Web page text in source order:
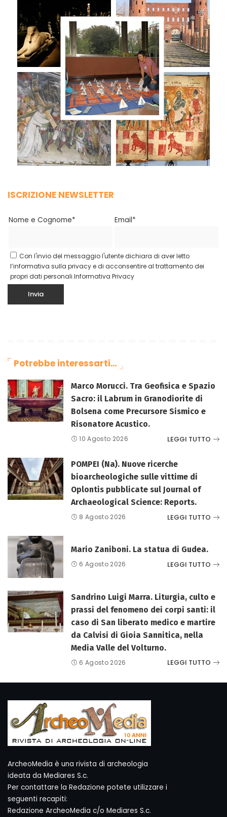
ISCRIZIONE NEWSLETTER
Nome e Cognome* Email*
Con l'invio del messaggio l'utente dichiara di aver letto
l’informativa sulla privacy e di acconsentire al trattamento dei
propri dati personali.Informativa Privacy
Potrebbe interessarti…
Marco Morucci. Tra Geofisica e Spazio
Sacro: il Labrum in Granodiorite di
Bolsena come Precursore Sismico e
Risonatore Acustico.
10 Agosto 2026 LEGGI TUTTO
POMPEI (Na). Nuove ricerche
bioarcheologiche sulle vittime di
Oplontis pubblicate sul Journal of
Archaeological Science: Reports.
8 Agosto 2026 LEGGI TUTTO
Mario Zaniboni. La statua di Gudea.
6 Agosto 2026 LEGGI TUTTO
Sandrino Luigi Marra. Liturgia, culto e
prassi del fenomeno dei corpi santi: il
caso di San liberato medico e martire
da Calvisi di Gioia Sannitica, nella
Media Valle del Volturno.
6 Agosto 2026 LEGGI TUTTO
ArcheoMedia è una rivista di archeologia
ideata da Mediares S.c.
Per contattare la Redazione potete utilizzare i
seguenti recapiti:
Redazione ArcheoMedia c/o Mediares S.c.